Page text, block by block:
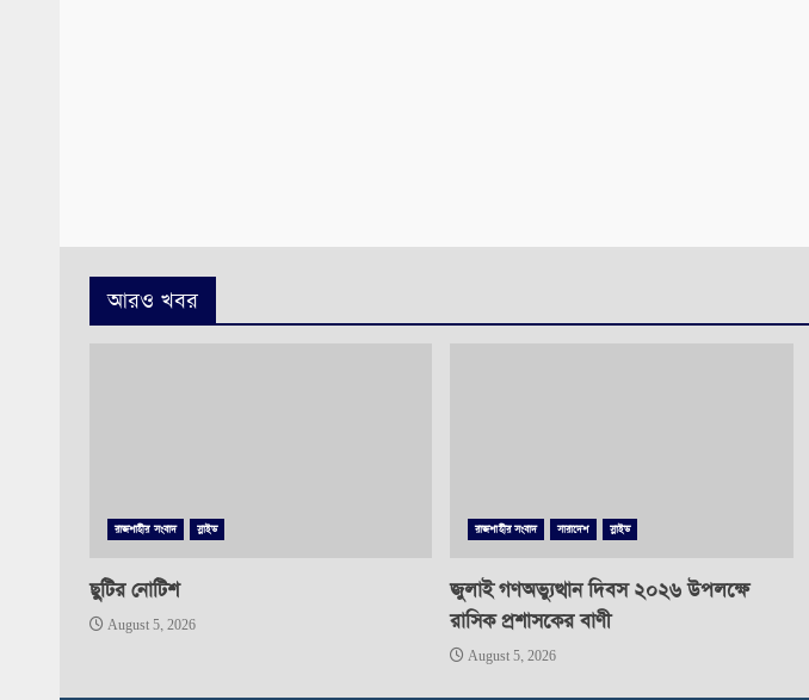
আরও খবর
রাজশাহীর সংবাদ স্লাইড
ছুটির নোটিশ
August 5, 2026
রাজশাহীর সংবাদ সারাদেশ স্লাইড
জুলাই গণঅভ্যুত্থান দিবস ২০২৬ উপলক্ষে
রাসিক প্রশাসকের বাণী
August 5, 2026